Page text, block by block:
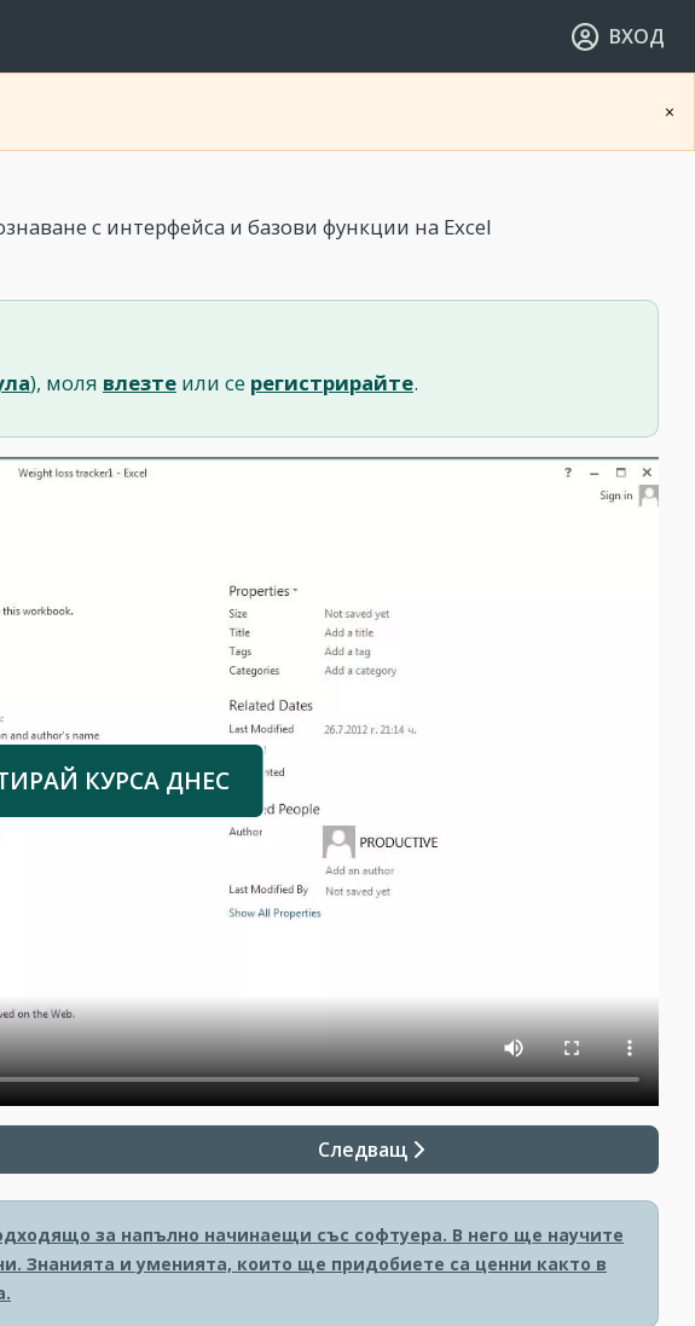
ВХОД
×
с интерфейса и базови функции на Excel
), моля влезте или се регистрирайте.
КУРСА ДНЕС
Следващ
за напълно начинаещи със софтуера. В него ще научите
Знанията и уменията, които ще придобиете са ценни както в